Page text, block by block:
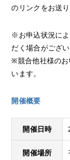
のリンクをお送り
※お申込状況に
だく場合がござい
※競合他社様のお
います。
開催概要
開催日時
開催場所